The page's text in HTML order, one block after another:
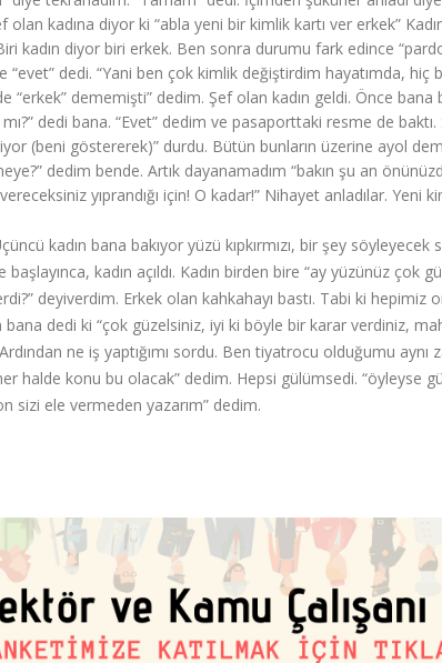
kadına diyor ki “abla yeni bir kimlik kartı ver erkek”
kadın diyor biri erkek. Ben sonra durumu fark edince
“evet” dedi. “Yani ben çok kimlik değiştirdim hayatımda, hiç
“erkek” dememişti” dedim. Şef olan kadın geldi. Önce
mı?” dedi bana. “Evet” dedim ve pasaporttaki resme de
(beni göstererek)” durdu. Bütün bunların üzerine ayol
dedim bende. Artık dayanamadım “bakın şu an
yıprandığı için! O kadar!” Nihayet anladılar. Yeni
kadın bana bakıyor yüzü kıpkırmızı, bir şey
kadın açıldı. Kadın birden bire “ay yüzünüz çok
deyiverdim. Erkek olan kahkahayı bastı. Tabi ki
bana dedi ki “çok güzelsiniz, iyi ki böyle bir karar verdiniz,
ne iş yaptığımı sordu. Ben tiyatrocu olduğumu
halde konu bu olacak” dedim. Hepsi gülümsedi. “öyleyse
sizi ele vermeden yazarım” dedim.